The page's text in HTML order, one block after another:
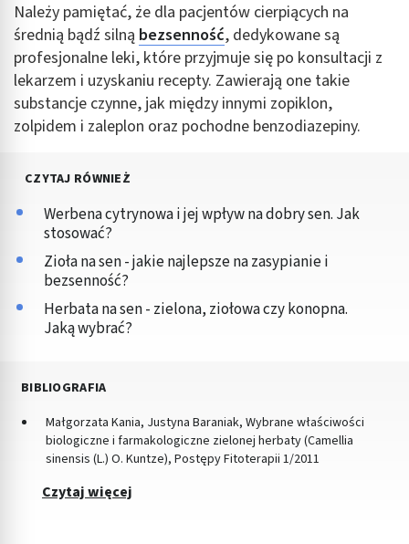
Należy pamiętać, że dla pacjentów cierpiących na
średnią bądź silną bezsenność, dedykowane są
profesjonalne leki, które przyjmuje się po konsultacji z
lekarzem i uzyskaniu recepty. Zawierają one takie
substancje czynne, jak między innymi zopiklon,
zolpidem i zaleplon oraz pochodne benzodiazepiny.
CZYTAJ RÓWNIEŻ
Werbena cytrynowa i jej wpływ na dobry sen. Jak
stosować?
Zioła na sen - jakie najlepsze na zasypianie i
bezsenność?
Herbata na sen - zielona, ziołowa czy konopna.
Jaką wybrać?
BIBLIOGRAFIA
Małgorzata Kania, Justyna Baraniak, Wybrane właściwości
biologiczne i farmakologiczne zielonej herbaty (Camellia
sinensis (L.) O. Kuntze), Postępy Fitoterapii 1/2011
Czytaj więcej